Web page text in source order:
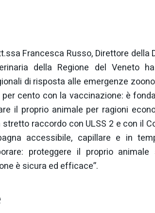
Francesca Russo, Direttore della
della Regione del Veneto
di risposta alle emergenze
cento con la vaccinazione: è
il proprio animale per ragioni
raccordo con ULSS 2 e con il
accessibile, capillare e in
proteggere il proprio animale
è sicura ed efficace”.